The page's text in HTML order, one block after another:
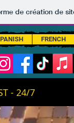
de création de
FRENCH
- 24/7